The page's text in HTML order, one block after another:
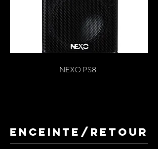
NEXO PS8
ENCEINTE/RETOUR